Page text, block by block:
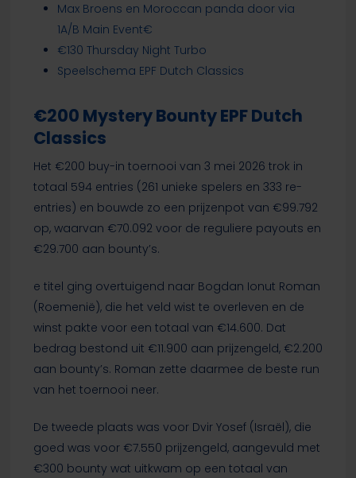
Max Broens en Moroccan panda door via
1A/B Main Event€
€130 Thursday Night Turbo
Speelschema EPF Dutch Classics
€200 Mystery Bounty EPF Dutch
Classics
Het €200 buy-in toernooi van 3 mei 2026 trok in
totaal 594 entries (261 unieke spelers en 333 re-
entries) en bouwde zo een prijzenpot van €99.792
op, waarvan €70.092 voor de reguliere payouts en
€29.700 aan bounty’s.
e titel ging overtuigend naar Bogdan Ionut Roman
(Roemenië), die het veld wist te overleven en de
winst pakte voor een totaal van €14.600. Dat
bedrag bestond uit €11.900 aan prijzengeld, €2.200
aan bounty’s. Roman zette daarmee de beste run
van het toernooi neer.
De tweede plaats was voor Dvir Yosef (Israël), die
goed was voor €7.550 prijzengeld, aangevuld met
€300 bounty wat uitkwam op een totaal van